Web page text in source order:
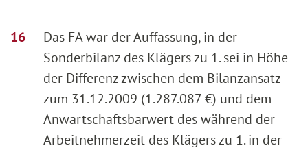
Das FA war der Auffassung, in der
Sonderbilanz des Klägers zu 1. sei in Höhe
der Differenz zwischen dem Bilanzansatz
zum 31.12.2009 (1.287.087 €) und dem
Anwartschaftsbarwert des während der
Arbeitnehmerzeit des Klägers zu 1. in der